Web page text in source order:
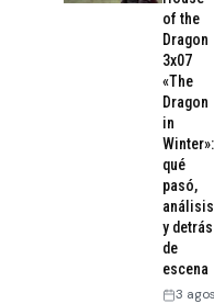
of the
Dragon
3x07
«The
Dragon
in
Winter»:
qué
pasó,
análisis
y detrás
de
escena
3